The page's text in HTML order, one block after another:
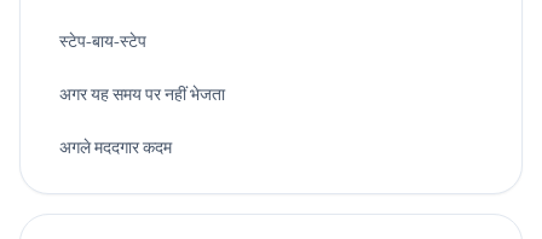
स्टेप-बाय-स्टेप
अगर यह समय पर नहीं भेजता
अगले मददगार कदम